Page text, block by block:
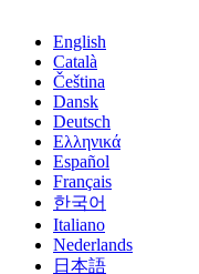
English
Català
Čeština
Dansk
Deutsch
Ελληνικά
Español
Français
한국어
Italiano
Nederlands
日本語